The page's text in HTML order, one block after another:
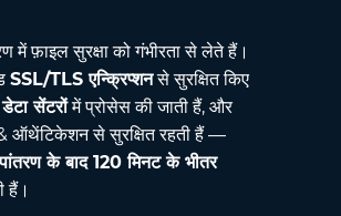
में फ़ाइल सुरक्षा को गंभीरता से लेते हैं।
SSL/TLS एन्क्रिप्शनसे सुरक्षित किए
डेटा सेंटरोंमें प्रोसेस की जाती हैं, और
ऑथेंटिकेशन से सुरक्षित रहती हैं —
के बाद 120 मिनट के भीतर
हैं।